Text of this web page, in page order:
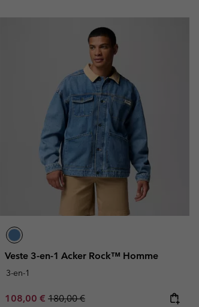
Veste 3-en-1 Acker Rock™ Homme
3-en-1
Sale price:
108,00 € Regular price:
180,00 €